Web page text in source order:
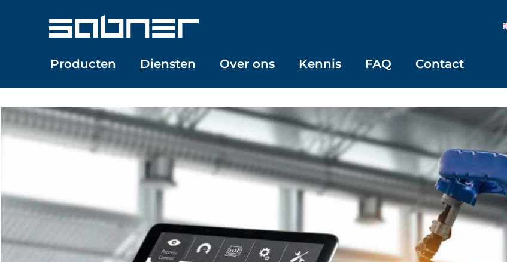
Producten Diensten Over ons Kennis FAQ Contact